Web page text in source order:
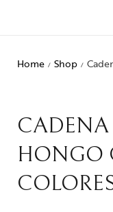
Home / Shop /
HONGO